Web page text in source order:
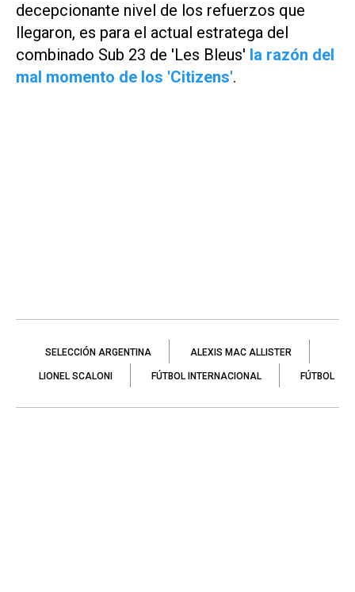
decepcionante nivel de los refuerzos que
llegaron, es para el actual estratega del
combinado Sub 23 de 'Les Bleus' la razón del
mal momento de los 'Citizens'.
SELECCIÓN ARGENTINA ALEXIS MAC ALLISTER
LIONEL SCALONI FÚTBOL INTERNACIONAL FÚTBOL